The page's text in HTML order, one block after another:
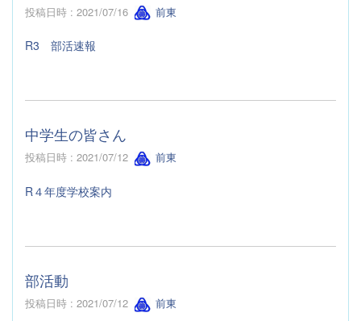
投稿日時 : 2021/07/16 前東
R3 部活速報
中学生の皆さん
投稿日時 : 2021/07/12 前東
R４年度学校案内
部活動
投稿日時 : 2021/07/12 前東